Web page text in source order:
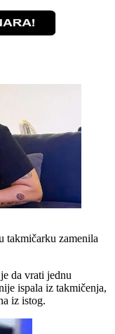
takmičarku zamenila
da vrati jednu
ispala iz takmičenja,
iz istog.